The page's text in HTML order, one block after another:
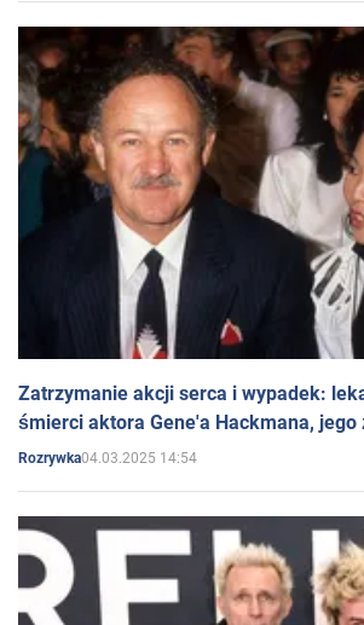
Zatrzymanie akcji serca i wypadek:
śmierci aktora Gene'a Hackmana, jego
Rozrywka04.03.2025 14:54